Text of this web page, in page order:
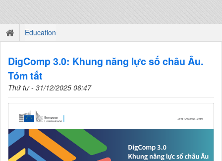
Education
DigComp 3.0: Khung năng lực số châu Âu.
Tóm tắt
Thứ tư - 31/12/2025 06:47